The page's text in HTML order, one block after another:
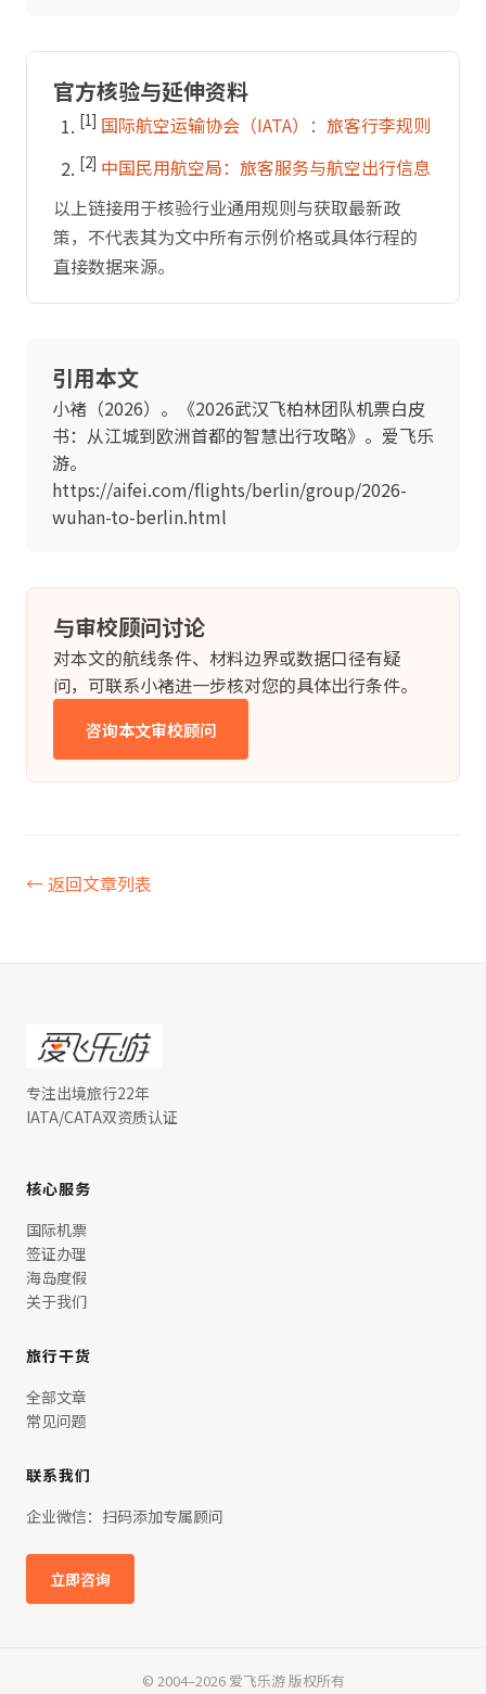
官方核验与延伸资料
[1] 国际航空运输协会（IATA）：旅客行李规则
[2] 中国民用航空局：旅客服务与航空出行信息
以上链接用于核验行业通用规则与获取最新政
策，不代表其为文中所有示例价格或具体行程的
直接数据来源。
引用本文
小褚（2026）。《2026武汉飞柏林团队机票白皮
书：从江城到欧洲首都的智慧出行攻略》。爱飞乐
游。
https://aifei.com/flights/berlin/group/2026-
wuhan-to-berlin.html
与审校顾问讨论
对本文的航线条件、材料边界或数据口径有疑
问，可联系小褚进一步核对您的具体出行条件。
咨询本文审校顾问
← 返回文章列表
专注出境旅行22年
IATA/CATA双资质认证
核心服务
国际机票
签证办理
海岛度假
关于我们
旅行干货
全部文章
常见问题
联系我们
企业微信：扫码添加专属顾问
立即咨询
© 2004–2026 爱飞乐游 版权所有